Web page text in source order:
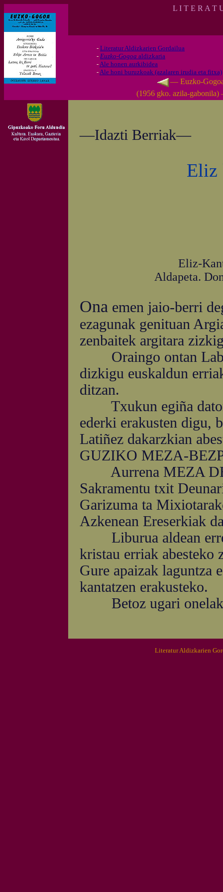
L I T E R A T
- Literatur Aldizkarien Gordailua
- Euzko-Gogoa aldizkaria
-Ale honen aurkibidea
-Ale honi buruzkoak (azalaren irudia eta fitxa)
— Euzko-
(1956 gko. azila-
—Idazti Berriak—
Eliz
Eliz-Kanta
Aldapeta.
Ona emen jaio-berri
ezagunak genituan
zenbaitek argitara
Oraingo ontan
dizkigu euskaldun
ditzan.
Txukun egiña dator
ederki erakusten digu,
Latiñez dakarzkian
GUZIKO MEZA-
Aurrena MEZA
Sakramentu txit
Garizuma ta
Azkenean Ereserkiak
Liburua aldean
kristau erriak abesteko
Gure apaizak laguntza
kantatzen erakusteko.
Betoz ugari
Literatur Aldizkarien